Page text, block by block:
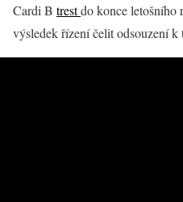
Cardi B trestdo konce letošního
výsledek řízení čelit odsouzení k